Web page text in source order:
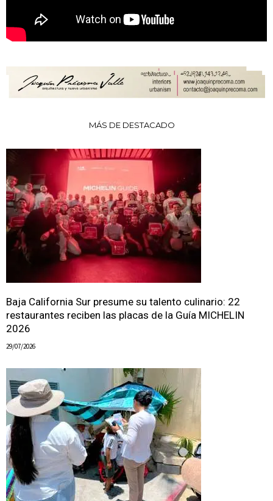
MÁS DE DESTACADO
Baja California Sur presume su talento culinario: 22
restaurantes reciben las placas de la Guía MICHELIN
2026
29/07/2026